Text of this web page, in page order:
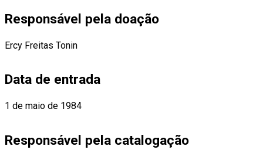
Responsável pela doação
Ercy Freitas Tonin
Data de entrada
1 de maio de 1984
Responsável pela catalogação